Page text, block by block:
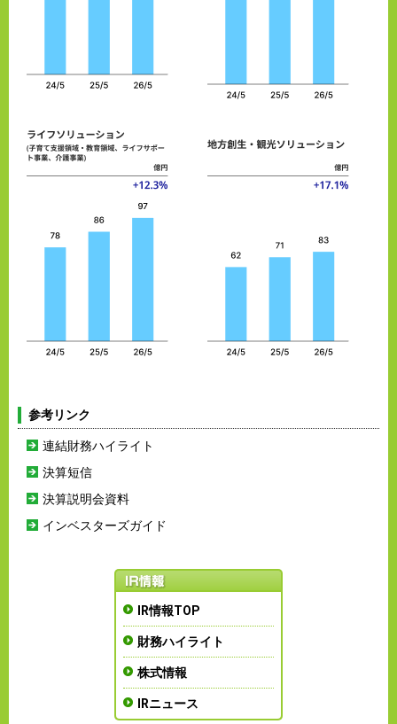
参考リンク
連結財務ハイライト
決算短信
決算説明会資料
インベスターズガイド
IR情報TOP
財務ハイライト
株式情報
IRニュース